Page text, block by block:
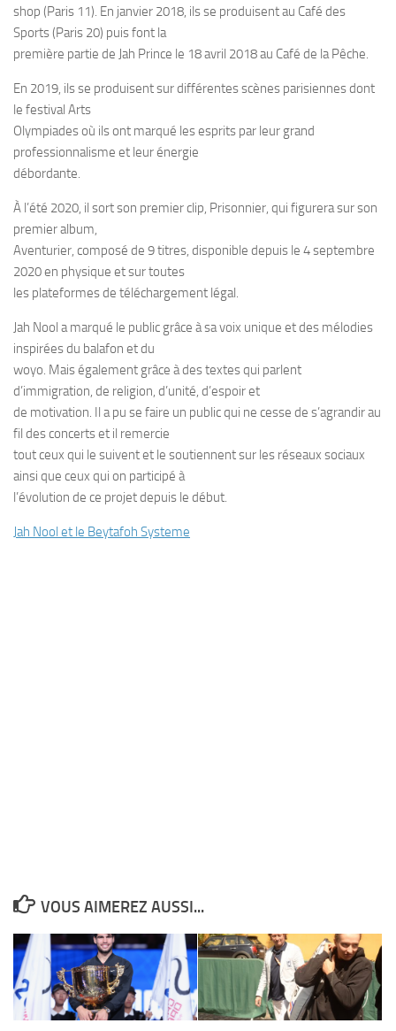
shop (Paris 11). En janvier 2018, ils se produisent au Café des
Sports (Paris 20) puis font la
première partie de Jah Prince le 18 avril 2018 au Café de la Pêche.
En 2019, ils se produisent sur différentes scènes parisiennes dont
le festival Arts
Olympiades où ils ont marqué les esprits par leur grand
professionnalisme et leur énergie
débordante.
À l’été 2020, il sort son premier clip, Prisonnier, qui figurera sur son
premier album,
Aventurier, composé de 9 titres, disponible depuis le 4 septembre
2020 en physique et sur toutes
les plateformes de téléchargement légal.
Jah Nool a marqué le public grâce à sa voix unique et des mélodies
inspirées du balafon et du
woyo. Mais également grâce à des textes qui parlent
d’immigration, de religion, d’unité, d’espoir et
de motivation. Il a pu se faire un public qui ne cesse de s’agrandir au
fil des concerts et il remercie
tout ceux qui le suivent et le soutiennent sur les réseaux sociaux
ainsi que ceux qui on participé à
l’évolution de ce projet depuis le début.
Jah Nool et le Beytafoh Systeme
VOUS AIMEREZ AUSSI...